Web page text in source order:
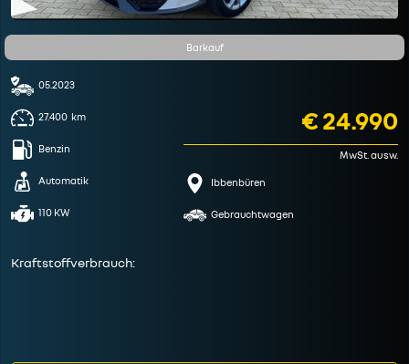
Barkauf
05.2023
27.400 km
Benzin
Automatik
110 KW
€ 24.990
MwSt. ausw.
Ibbenbüren
Gebrauchtwagen
Kraftstoffverbrauch: